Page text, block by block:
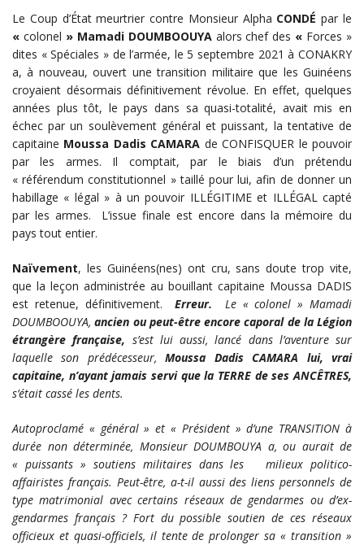
Le Coup d’État meurtrier contre Monsieur Alpha CONDÉ par le
« colonel » Mamadi DOUMBOOUYA alors chef des « Forces »
dites « Spéciales » de l’armée, le 5 septembre 2021 à CONAKRY
a, à nouveau, ouvert une transition militaire que les Guinéens
croyaient désormais définitivement révolue. En effet, quelques
années plus tôt, le pays dans sa quasi-totalité, avait mis en
échec par un soulèvement général et puissant, la tentative de
capitaine Moussa Dadis CAMARA de CONFISQUER le pouvoir
par les armes. Il comptait, par le biais d’un prétendu
« référendum constitutionnel » taillé pour lui, afin de donner un
habillage « légal » à un pouvoir ILLÉGITIME et ILLÉGAL capté
par les armes. L’issue finale est encore dans la mémoire du
pays tout entier.
Naïvement, les Guinéens(nes) ont cru, sans doute trop vite,
que la leçon administrée au bouillant capitaine Moussa DADIS
est retenue, définitivement.
Erreur.
Le « colonel » Mamadi
DOUMBOOUYA, ancien ou peut-être encore caporal de la Légion
étrangère française, s’est lui aussi, lancé dans l’aventure sur
laquelle son prédécesseur,Moussa Dadis CAMARA lui, vrai
capitaine, n’ayant jamais servi que la TERRE de ses ANCÊTRES,
s’était cassé les dents.
Autoproclamé « général » et « Président » d’une TRANSITION à
durée non déterminée, Monsieur DOUMBOUYA a, ou aurait de
« puissants » soutiens militaires dans les milieux politico-
affairistes français. Peut-être, a-t-il aussi des liens personnels de
type matrimonial avec certains réseaux de gendarmes ou d’ex-
gendarmes français ? Fort du possible soutien de ces réseaux
officieux et quasi-officiels, il tente de prolonger sa « transition »